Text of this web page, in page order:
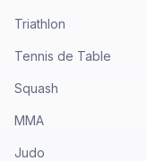
Triathlon
Tennis de Table
Squash
MMA
Judo